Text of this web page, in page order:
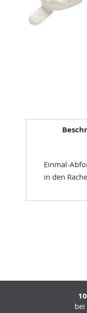
der
Bildergalerie
Einmal-
in den